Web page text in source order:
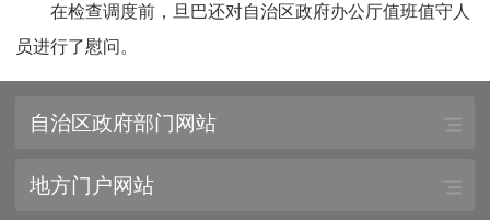
在检查调度前，旦巴还对自治区政府办公厅值班值守人
员进行了慰问。
自治区政府部门网站
地方门户网站